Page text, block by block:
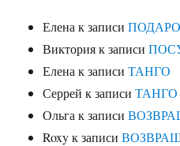
Елена к записи
Викторияк записи
Елена к записиТАНГО
Серрей к записиТАНГО
Ольга к записи
Roxyк записи